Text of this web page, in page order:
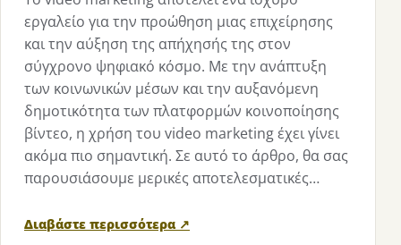
εργαλείο για την προώθηση μιας επιχείρησης
και την αύξηση της απήχησής της στον
σύγχρονο ψηφιακό κόσμο. Με την ανάπτυξη
των κοινωνικών μέσων και την αυξανόμενη
δημοτικότητα των πλατφορμών κοινοποίησης
βίντεο, η χρήση του video marketing έχει γίνει
ακόμα πιο σημαντική. Σε αυτό το άρθρο, θα σας
παρουσιάσουμε μερικές αποτελεσματικές…
Διαβάστε περισσότερα ↗